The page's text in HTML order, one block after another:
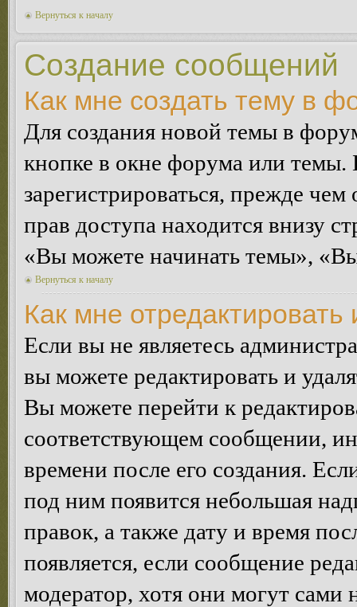
Вернуться к началу
Создание сообщений
Как мне создать тему в
Для создания новой темы в
кнопке в окне форума или
зарегистрироваться, прежде
прав доступа находится внизу
«Вы можете начинать темы»,
Вернуться к началу
Как мне
Если вы не являетесь
вы можете редактировать и
Вы можете перейти к
соответствующем сообщении,
времени после его создания.
под ним появится небольшая
правок, а также дату и время
появляется, если сообщение
модератор, хотя они могут сами